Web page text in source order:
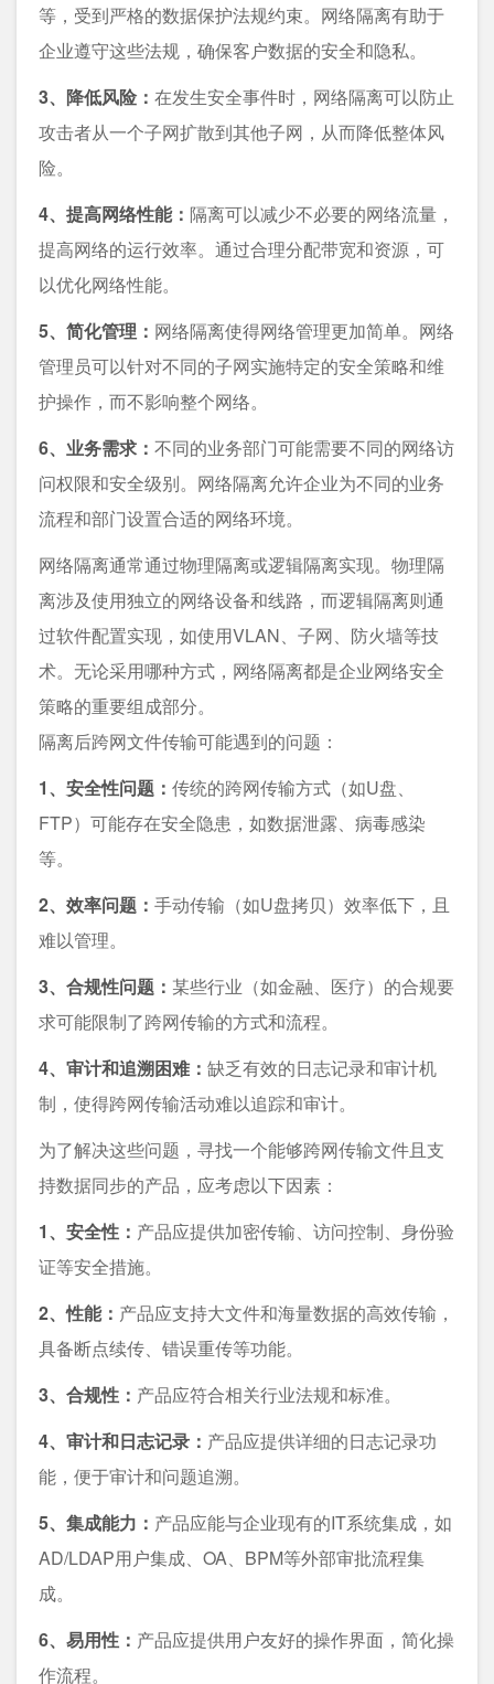
等，受到严格的数据保护法规约束。网络隔离有助于
企业遵守这些法规，确保客户数据的安全和隐私。
3、降低风险： 在发生安全事件时，网络隔离可以防止
攻击者从一个子网扩散到其他子网，从而降低整体风
险。
4、提高网络性能： 隔离可以减少不必要的网络流量，
提高网络的运行效率。通过合理分配带宽和资源，可
以优化网络性能。
5、简化管理： 网络隔离使得网络管理更加简单。网络
管理员可以针对不同的子网实施特定的安全策略和维
护操作，而不影响整个网络。
6、业务需求： 不同的业务部门可能需要不同的网络访
问权限和安全级别。网络隔离允许企业为不同的业务
流程和部门设置合适的网络环境。
网络隔离通常通过物理隔离或逻辑隔离实现。物理隔
离涉及使用独立的网络设备和线路，而逻辑隔离则通
过软件配置实现，如使用VLAN、子网、防火墙等技
术。无论采用哪种方式，网络隔离都是企业网络安全
策略的重要组成部分。
隔离后跨网文件传输可能遇到的问题：
1、安全性问题： 传统的跨网传输方式（如U盘、
FTP）可能存在安全隐患，如数据泄露、病毒感染
等。
2、效率问题： 手动传输（如U盘拷贝）效率低下，且
难以管理。
3、合规性问题： 某些行业（如金融、医疗）的合规要
求可能限制了跨网传输的方式和流程。
4、审计和追溯困难： 缺乏有效的日志记录和审计机
制，使得跨网传输活动难以追踪和审计。
为了解决这些问题，寻找一个能够跨网传输文件且支
持数据同步的产品，应考虑以下因素：
1、安全性： 产品应提供加密传输、访问控制、身份验
证等安全措施。
2、性能： 产品应支持大文件和海量数据的高效传输，
具备断点续传、错误重传等功能。
3、合规性： 产品应符合相关行业法规和标准。
4、审计和日志记录： 产品应提供详细的日志记录功
能，便于审计和问题追溯。
5、集成能力： 产品应能与企业现有的IT系统集成，如
AD/LDAP用户集成、OA、BPM等外部审批流程集
成。
6、易用性： 产品应提供用户友好的操作界面，简化操
作流程。